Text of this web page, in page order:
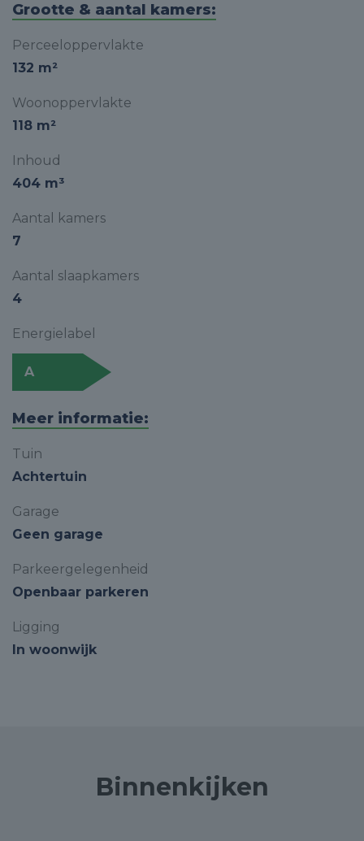
Grootte & aantal kamers:
Perceeloppervlakte
132 m²
Woonoppervlakte
118 m²
Inhoud
404 m³
Aantal kamers
7
Aantal slaapkamers
4
Energielabel
A
Meer informatie:
Tuin
Achtertuin
Garage
Geen garage
Parkeergelegenheid
Openbaar parkeren
Ligging
In woonwijk
Binnenkijken